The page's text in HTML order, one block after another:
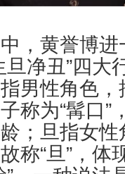
，黄誉博
旦净丑”四大
男性角色
称为“髯口”
；旦指女
称“旦” ，体